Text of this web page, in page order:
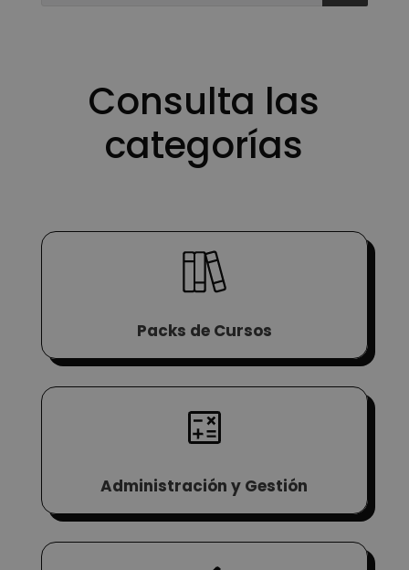
Consulta las
categorías
Packs de Cursos
Administración y Gestión